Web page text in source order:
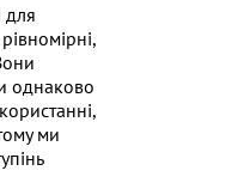
для
однаково
ми